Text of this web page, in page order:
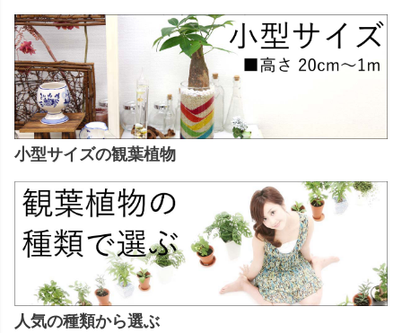
小型サイズの観葉植物
人気の種類から選ぶ